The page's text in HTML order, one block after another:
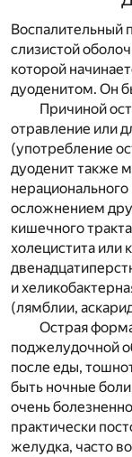
Воспалительный
слизистой
которой
дуоденитом. Он
Причиной
отравление или
(употребление
дуоденит также
осложнением
кишечного
холецистита или
и
(лямблии,
Острая
поджелудочной
после еды,
быть ночные
очень
практически
желудка, часто